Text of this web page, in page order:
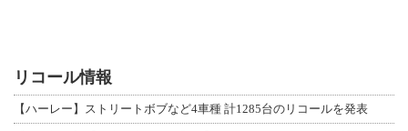
リコール情報
【ハーレー】ストリートボブなど4車種 計1285台のリコールを発表